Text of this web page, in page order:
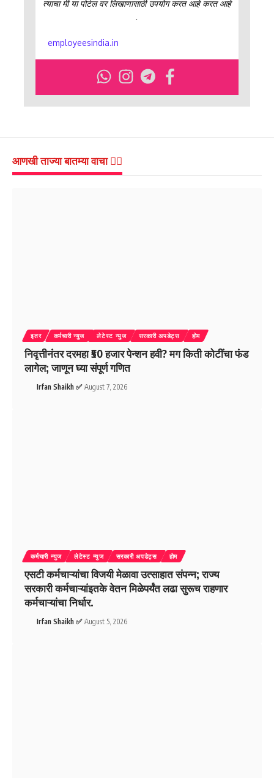
त्याचा मी या पोर्टल वर लिखाणासाठी उपयोग करत आहे करत आहे
.
employeesindia.in
आणखी ताज्या बातम्या वाचा 👇🏻
इतर कर्मचारी न्युज लेटेस्ट न्युज सरकारी अपडेट्स होम
निवृत्तीनंतर दरमहा ₹50 हजार पेन्शन हवी? मग किती कोटींचा फंड
लागेल; जाणून घ्या संपूर्ण गणित
Irfan Shaikh ✅ August 7, 2026
कर्मचारी न्युज लेटेस्ट न्युज सरकारी अपडेट्स होम
एसटी कर्मचाऱ्यांचा विजयी मेळावा उत्साहात संपन्न; राज्य
सरकारी कर्मचाऱ्यांइतके वेतन मिळेपर्यंत लढा सुरूच राहणार
कर्मचाऱ्यांचा निर्धार.
Irfan Shaikh ✅ August 5, 2026